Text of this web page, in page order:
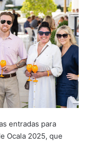
entradas para
Ocala 2025, que